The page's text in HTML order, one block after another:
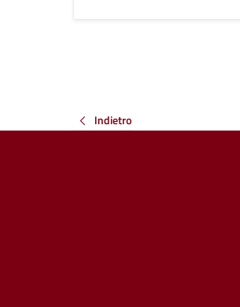
Indietro